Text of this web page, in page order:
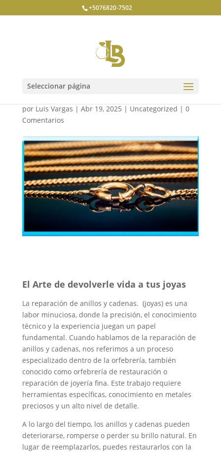
+5076820-7502
Seleccionar página
Cadenas
por Luis Vargas | Abr 19, 2025 | Uncategorized | 0
Comentarios
El Arte de devolverle vida a tus joyas
La reparación de anillos y cadenas. (joyas) es una
labor minuciosa, donde la precisión, el conocimiento
técnico y la experiencia juegan un papel
fundamental. Cuando hablamos de la reparación de
anillos y cadenas, nos referimos a un proceso
especializado dentro de la orfebrería, también
conocido como orfebrería de restauración o
reparación de joyería fina. Este trabajo requiere
herramientas específicas, conocimiento en metales
preciosos y un alto nivel de detalle.
A lo largo del tiempo, los anillos y cadenas pueden
deteriorarse, romperse o perder su brillo natural. En
lugar de reemplazarlos, puedes restaurarlos con la